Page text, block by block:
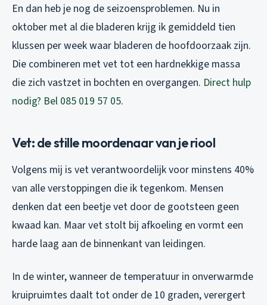
En dan heb je nog de seizoensproblemen. Nu in
oktober met al die bladeren krijg ik gemiddeld tien
klussen per week waar bladeren de hoofdoorzaak zijn.
Die combineren met vet tot een hardnekkige massa
die zich vastzet in bochten en overgangen. Direct hulp
nodig? Bel 085 019 57 05.
Vet: de stille moordenaar van je riool
Volgens mij is vet verantwoordelijk voor minstens 40%
van alle verstoppingen die ik tegenkom. Mensen
denken dat een beetje vet door de gootsteen geen
kwaad kan. Maar vet stolt bij afkoeling en vormt een
harde laag aan de binnenkant van leidingen.
In de winter, wanneer de temperatuur in onverwarmde
kruipruimtes daalt tot onder de 10 graden, verergert